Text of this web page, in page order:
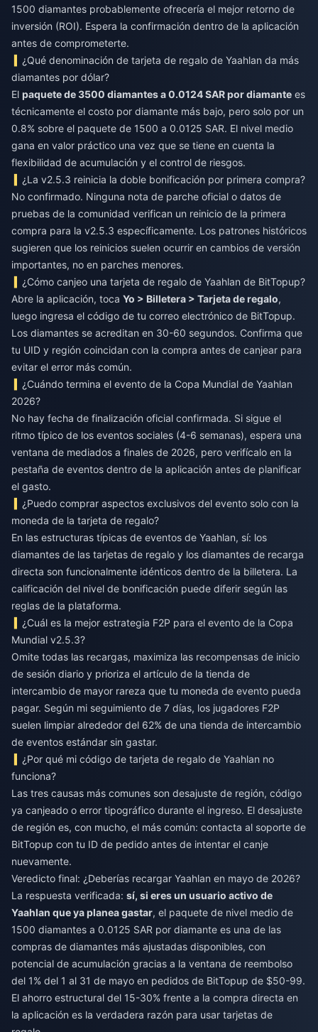
1500 diamantes probablemente ofrecería el mejor retorno de
inversión (ROI). Espera la confirmación dentro de la aplicación
antes de comprometerte.
¿Qué denominación de tarjeta de regalo de Yaahlan da más
diamantes por dólar?
El paquete de 3500 diamantes a 0.0124 SAR por diamante es
técnicamente el costo por diamante más bajo, pero solo por un
0.8% sobre el paquete de 1500 a 0.0125 SAR. El nivel medio
gana en valor práctico una vez que se tiene en cuenta la
flexibilidad de acumulación y el control de riesgos.
¿La v2.5.3 reinicia la doble bonificación por primera compra?
No confirmado. Ninguna nota de parche oficial o datos de
pruebas de la comunidad verifican un reinicio de la primera
compra para la v2.5.3 específicamente. Los patrones históricos
sugieren que los reinicios suelen ocurrir en cambios de versión
importantes, no en parches menores.
¿Cómo canjeo una tarjeta de regalo de Yaahlan de BitTopup?
Abre la aplicación, toca Yo > Billetera > Tarjeta de regalo,
luego ingresa el código de tu correo electrónico de BitTopup.
Los diamantes se acreditan en 30-60 segundos. Confirma que
tu UID y región coincidan con la compra antes de canjear para
evitar el error más común.
¿Cuándo termina el evento de la Copa Mundial de Yaahlan
2026?
No hay fecha de finalización oficial confirmada. Si sigue el
ritmo típico de los eventos sociales (4-6 semanas), espera una
ventana de mediados a finales de 2026, pero verifícalo en la
pestaña de eventos dentro de la aplicación antes de planificar
el gasto.
¿Puedo comprar aspectos exclusivos del evento solo con la
moneda de la tarjeta de regalo?
En las estructuras típicas de eventos de Yaahlan, sí: los
diamantes de las tarjetas de regalo y los diamantes de recarga
directa son funcionalmente idénticos dentro de la billetera. La
calificación del nivel de bonificación puede diferir según las
reglas de la plataforma.
¿Cuál es la mejor estrategia F2P para el evento de la Copa
Mundial v2.5.3?
Omite todas las recargas, maximiza las recompensas de inicio
de sesión diario y prioriza el artículo de la tienda de
intercambio de mayor rareza que tu moneda de evento pueda
pagar. Según mi seguimiento de 7 días, los jugadores F2P
suelen limpiar alrededor del 62% de una tienda de intercambio
de eventos estándar sin gastar.
¿Por qué mi código de tarjeta de regalo de Yaahlan no
funciona?
Las tres causas más comunes son desajuste de región, código
ya canjeado o error tipográfico durante el ingreso. El desajuste
de región es, con mucho, el más común: contacta al soporte de
BitTopup con tu ID de pedido antes de intentar el canje
nuevamente.
Veredicto final: ¿Deberías recargar Yaahlan en mayo de 2026?
La respuesta verificada: sí, si eres un usuario activo de
Yaahlan que ya planea gastar, el paquete de nivel medio de
1500 diamantes a 0.0125 SAR por diamante es una de las
compras de diamantes más ajustadas disponibles, con
potencial de acumulación gracias a la ventana de reembolso
del 1% del 1 al 31 de mayo en pedidos de BitTopup de $50-99.
El ahorro estructural del 15-30% frente a la compra directa en
la aplicación es la verdadera razón para usar tarjetas de